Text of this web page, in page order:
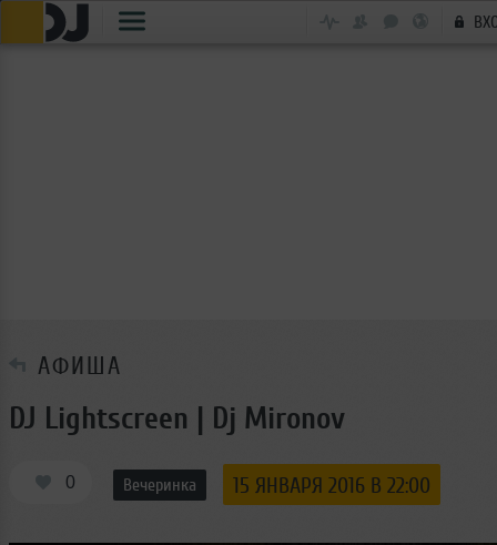
АФИША
DJ Lightscreen | Dj Mironov
0 Вечеринка 15 ЯНВАРЯ 2016 В 22:00